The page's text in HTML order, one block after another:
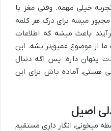
خیلی مهمه. وقتی مغز با
میشه برای درک هر کلمه
باعث میشه که اطلاعات
از موضوع عمیق‌تر بشه. این
پنهان داره. پس اگه دنبال
هستی، آماده باش برای این
اصیل
میخونی، انگار داری مستقیم